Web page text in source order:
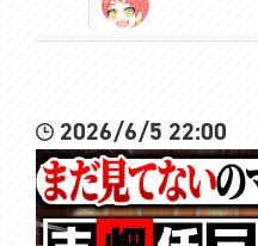
2026/6/5 22:00